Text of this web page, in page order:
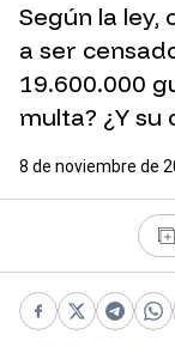
Según la ley,
a ser
19.600.000
multa? ¿Y su
8 de noviembre de
Facebook
X